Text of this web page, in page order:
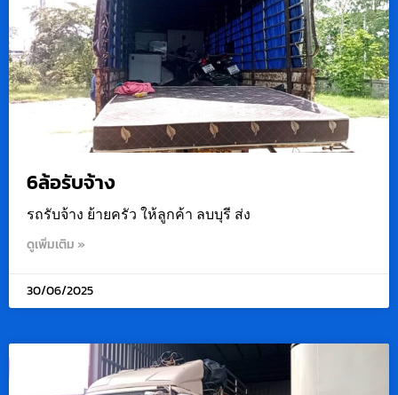
6ล้อรับจ้าง
รถรับจ้าง ย้ายครัว ให้ลูกค้า ลบบุรี ส่ง
ดูเพิ่มเติม »
30/06/2025